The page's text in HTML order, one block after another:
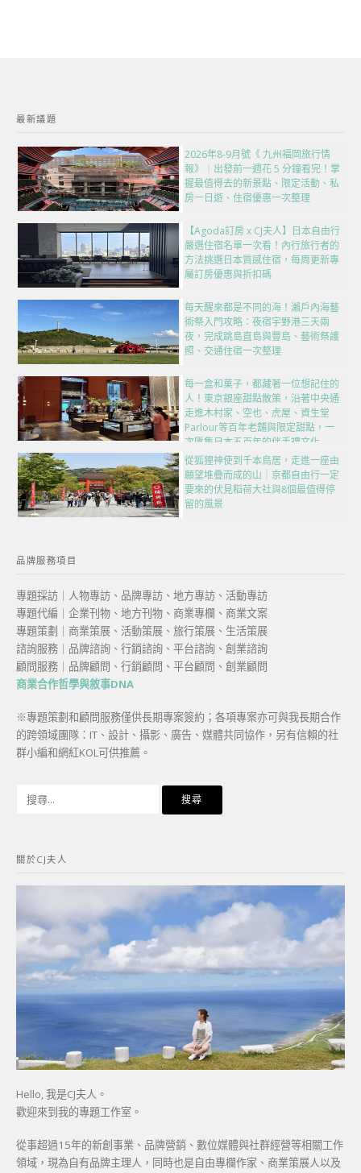
最新議題
2026年8-9月號《 九州福岡旅行情
報》｜出發前一週花 5 分鐘看完！掌
握最值得去的新景點、限定活動、私
房一日遊、住宿優惠一次整理
【Agoda訂房 x CJ夫人】日本自由行
嚴選住宿名單一次看！內行旅行者的
方法挑選日本質感住宿，每周更新專
屬訂房優惠與折扣碼
每天醒來都是不同的海！瀨戶內海藝
術祭入門攻略：夜宿宇野港三天兩
夜，完成跳島直島與豐島、藝術祭護
照、交通住宿一次整理
每一盒和菓子，都藏著一位想記住的
人！東京銀座甜點散策，沿著中央通
走進木村家、空也、虎屋、資生堂
Parlour等百年老舖與限定甜點，一
次匯集日本五百年的伴手禮文化
從狐狸神使到千本鳥居，走進一座由
願望堆疊而成的山｜京都自由行一定
要來的伏見稻荷大社與8個最值得停
留的風景
品牌服務項目
專題採訪｜人物專訪、品牌專訪、地方專訪、活動專訪
專題代編｜企業刊物、地方刊物、商業專欄、商業文案
專題策劃｜商業策展、活動策展、旅行策展、生活策展
諮詢服務｜品牌諮詢、行銷諮詢、平台諮詢、創業諮詢
顧問服務｜品牌顧問、行銷顧問、平台顧問、創業顧問
商業合作哲學與敘事DNA
※專題策劃和顧問服務僅供長期專案簽約；各項專案亦可與我長期合作
的跨領域團隊：IT、設計、攝影、廣告、媒體共同協作，另有信賴的社
群小編和網紅KOL可供推薦。
字:
關於CJ夫人
Hello, 我是CJ夫人。
歡迎來到我的專題工作室。
從事超過15年的新創事業、品牌營銷、數位媒體與社群經營等相關工作
領域，現為自有品牌主理人，同時也是自由專欄作家、商業策展人以及